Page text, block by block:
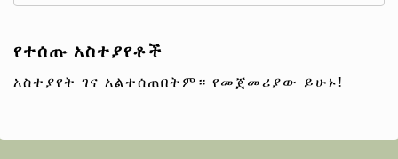
የተሰጡ አስተያየቶች
አስተያየት ገና አልተሰጠበትም። የመጀመሪያው ይሁኑ!